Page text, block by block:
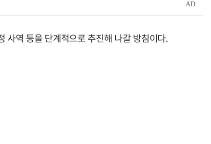
사역 등을 단계적으로 추진해 나갈 방침이다.